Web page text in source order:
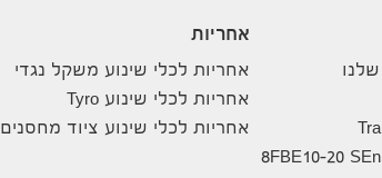
אחריות
אחריות לכלי שינוע משקל נגדי
אחריות לכלי שינוע Tyro
אחריות לכלי שינוע ציוד מחסנים